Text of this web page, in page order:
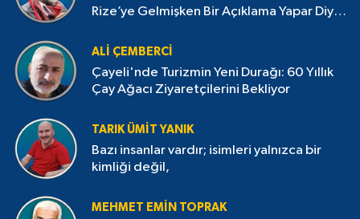
Rize’ye Gelmişken Bir Açıklama Yapar Diye
ALI ÇEMBERCI
Çayeli'nde Turizmin Yeni Durağı: 60 Yıllık
Çay Ağacı Ziyaretçilerini Bekliyor
TARIK ÜMIT YANIK
Bazı insanlar vardır; isimleri yalnızca bir
kimliği değil,
MEHMET EMIN TOPRAK